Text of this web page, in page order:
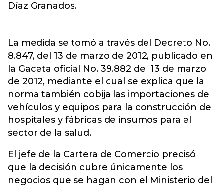
Díaz Granados.
La medida se tomó a través del Decreto No.
8.847, del 13 de marzo de 2012, publicado en
la Gaceta oficial No. 39.882 del 13 de marzo
de 2012, mediante el cual se explica que la
norma también cobija las importaciones de
vehículos y equipos para la construcción de
hospitales y fábricas de insumos para el
sector de la salud.
El jefe de la Cartera de Comercio precisó
que la decisión cubre únicamente los
negocios que se hagan con el Ministerio del